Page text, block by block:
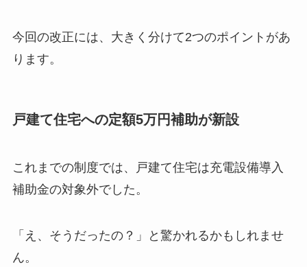
今回の改正には、大きく分けて2つのポイントがあ
ります。
戸建て住宅への定額5万円補助が新設
これまでの制度では、戸建て住宅は充電設備導入
補助金の対象外でした。
「え、そうだったの？」と驚かれるかもしれませ
ん。